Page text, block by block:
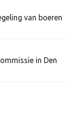
van boeren
in Den